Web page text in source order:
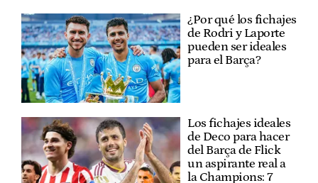
¿Por qué los fichajes
de Rodri y Laporte
pueden ser ideales
para el Barça?
Los fichajes ideales
de Deco para hacer
del Barça de Flick
un aspirante real a
la Champions: 7